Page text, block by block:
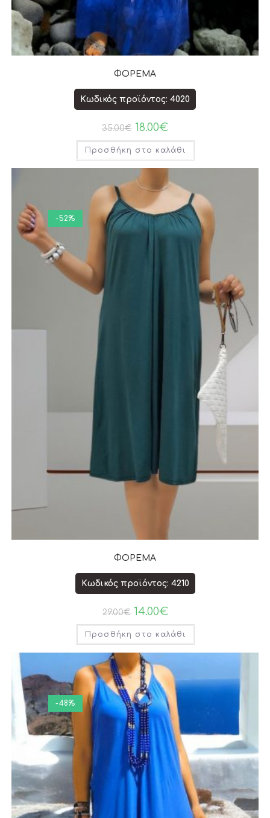
ΦΟΡΕΜΑ
Κωδικός προϊόντος: 4020
35.00€ 18.00€
Προσθήκη στο καλάθι
-52%
ΦΟΡΕΜΑ
Κωδικός προϊόντος: 4210
29.00€ 14.00€
Προσθήκη στο καλάθι
-48%